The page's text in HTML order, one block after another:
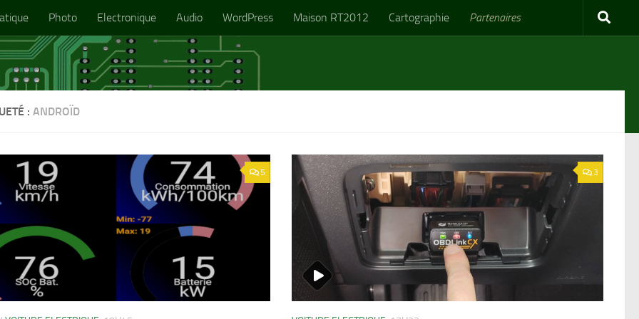
Photo Electronique Audio WordPress Maison RT2012 Cartographie Partenaires
: ANDROÏD
5 3